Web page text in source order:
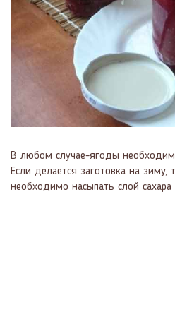
В любом случае-ягоды
Если делается заготовка на
необходимо насыпать слой сахара